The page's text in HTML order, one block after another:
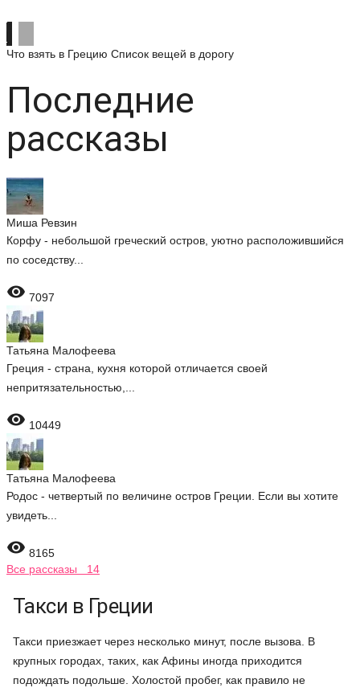
Что взять в Грецию Список вещей в дорогу
Последние
рассказы
Миша Ревзин
Корфу - небольшой греческий остров, уютно расположившийся
по соседству...
 7097
Татьяна Малофеева
Греция - страна, кухня которой отличается своей
непритязательностью,...
 10449
Татьяна Малофеева
Родос - четвертый по величине остров Греции. Если вы хотите
увидеть...
 8165
Все рассказы 14
Такси в Греции
Такси приезжает через несколько минут, после вызова. В
крупных городах, таких, как Афины иногда приходится
подождать подольше. Холостой пробег, как правило не